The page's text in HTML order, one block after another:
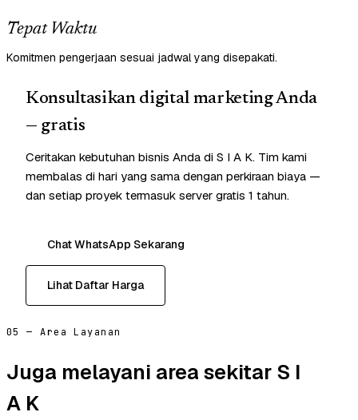
Tepat Waktu
Komitmen pengerjaan sesuai jadwal yang disepakati.
Konsultasikan digital marketing Anda
— gratis
Ceritakan kebutuhan bisnis Anda di S I A K. Tim kami
membalas di hari yang sama dengan perkiraan biaya —
dan setiap proyek termasuk server gratis 1 tahun.
Chat WhatsApp Sekarang
Lihat Daftar Harga
05 — Area Layanan
Juga melayani area sekitar S I
A K